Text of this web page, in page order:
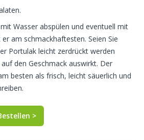
Wasser abspülen und eventuell mit
am schmackhaftesten. Seien Sie
Portulak leicht zerdrückt werden
den Geschmack auswirkt. Der
besten als frisch, leicht säuerlich und
>